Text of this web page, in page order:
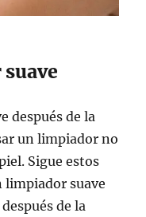
después de la
un limpiador no
Sigue estos
limpiador suave
de la